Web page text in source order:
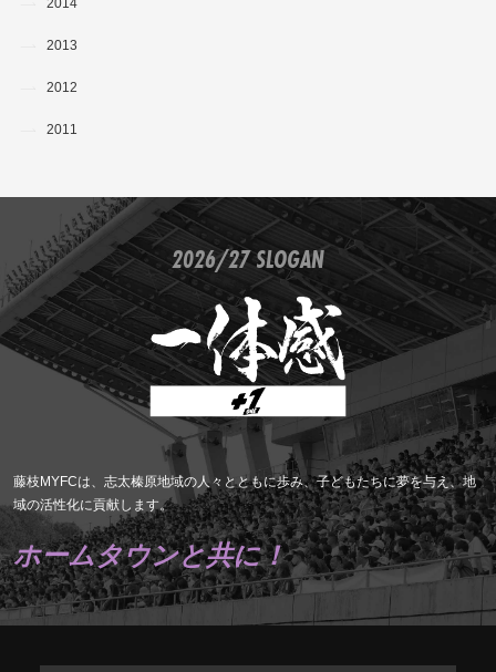
2014
2013
2012
2011
2026/27 SLOGAN
藤枝MYFCは、志太榛原地域の人々とともに歩み、子どもたちに夢を与え、地
域の活性化に貢献します。
ホームタウンと共に！